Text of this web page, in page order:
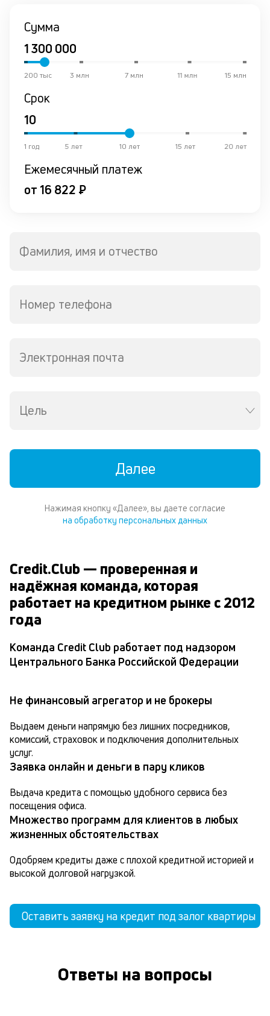
Сумма
15 млн
11 млн
7 млн
3 млн
200 тыс
Срок
20 лет
15 лет
10 лет
5 лет
1 год
Ежемесячный платеж
от 16 822 ₽
Фамилия, имя и отчество
Номер телефона
Электронная почта
Цель
Далее
Нажимая кнопку «Далее», вы даете согласие
на обработку персональных данных
Credit.Club — проверенная и
надёжная команда, которая
работает на кредитном рынке с 2012
года
Команда Credit Club работает под надзором
Центрального Банка Российской Федерации
Не финансовый агрегатор и не брокеры
Выдаем деньги напрямую без лишних посредников,
комиссий, страховок и подключения дополнительных
услуг.
Заявка онлайн и деньги в пару кликов
Выдача кредита с помощью удобного сервиса без
посещения офиса.
Множество программ для клиентов в любых
жизненных обстоятельствах
Одобряем кредиты даже с плохой кредитной историей и
высокой долговой нагрузкой.
Оставить заявку на кредит под залог квартиры
Ответы на вопросы